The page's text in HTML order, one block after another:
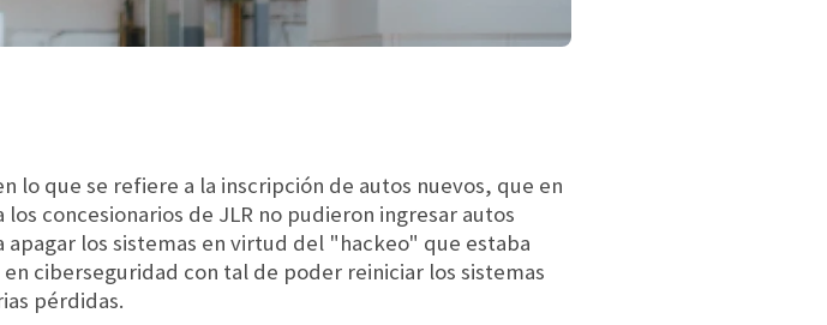
lo que se refiere a la inscripción de autos nuevos, que en
concesionarios de JLR no pudieron ingresar autos
los sistemas en virtud del "hackeo" que estaba
ciberseguridad con tal de poder reiniciar los sistemas
pérdidas.